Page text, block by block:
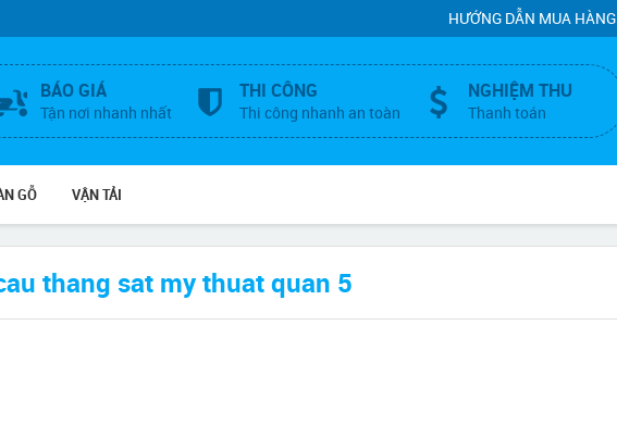
HƯỚNG DẪN MUA HÀNG
BÁO GIÁ
Tận nơi nhanh nhất
THI CÔNG
Thi công nhanh an toàn
NGHIỆM THU
Thanh toán
GỖ VẬN TẢI
thang sat my thuat quan 5